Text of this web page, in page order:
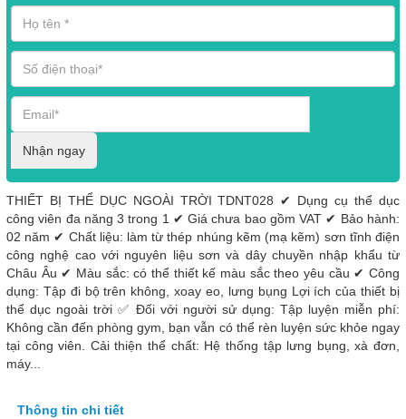
Nhận ngay
THIẾT BỊ THỂ DỤC NGOÀI TRỜI TDNT028 ✔ Dụng cụ thể dục
công viên đa năng 3 trong 1 ✔ Giá chưa bao gồm VAT ✔ Bảo hành:
02 năm ✔ Chất liệu: làm từ thép nhúng kẽm (mạ kẽm) sơn tĩnh điện
công nghệ cao với nguyên liệu sơn và dây chuyền nhập khẩu từ
Châu Âu ✔ Màu sắc: có thể thiết kế màu sắc theo yêu cầu ✔ Công
dụng: Tập đi bộ trên không, xoay eo, lưng bụng Lợi ích của thiết bị
thể dục ngoài trời ✅ Đối với người sử dụng: Tập luyện miễn phí:
Không cần đến phòng gym, bạn vẫn có thể rèn luyện sức khỏe ngay
tại công viên. Cải thiện thể chất: Hệ thống tập lưng bụng, xà đơn,
máy...
Thông tin chi tiết